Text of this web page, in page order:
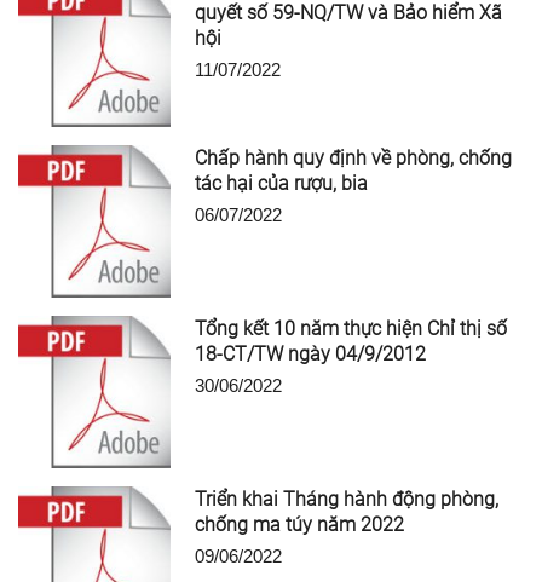
quyết số 59-NQ/TW và Bảo hiểm Xã
hội
11/07/2022
Chấp hành quy định về phòng, chống
tác hại của rượu, bia
06/07/2022
Tổng kết 10 năm thực hiện Chỉ thị số
18-CT/TW ngày 04/9/2012
30/06/2022
Triển khai Tháng hành động phòng,
chống ma túy năm 2022
09/06/2022